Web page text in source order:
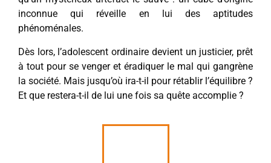
inconnue qui réveille en lui des aptitudes
phénoménales.
Dès lors, l’adolescent ordinaire devient un justicier, prêt
à tout pour se venger et éradiquer le mal qui gangrène
la société. Mais jusqu’où ira-t-il pour rétablir l’équilibre ?
Et que restera-t-il de lui une fois sa quête accomplie ?